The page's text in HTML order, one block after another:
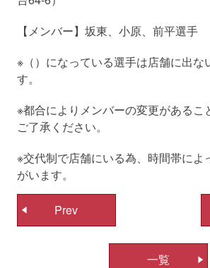
【メンバー】坂東、小原、前平選手
※（）になっている選手は店舗に出な
す。
※都合によりメンバーの変更があるこ
ご了承ください。
※交代制で店舗にいる為、時間帯によ
がいます。
投
稿
Prev
一覧